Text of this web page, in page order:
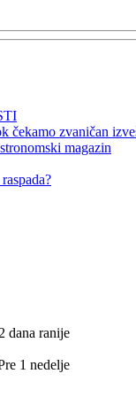
čekamo zvaničan
magazin
2 dana ranije
1 nedelje